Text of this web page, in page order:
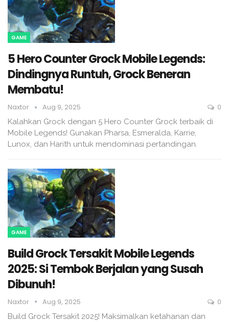
GAME
5 Hero Counter Grock Mobile Legends:
Dindingnya Runtuh, Grock Beneran
Membatu!
Naxtor Aug 9, 2025 0
Kalahkan Grock dengan 5 Hero Counter Grock terbaik di
Mobile Legends! Gunakan Pharsa, Esmeralda, Karrie,
Lunox, dan Harith untuk mendominasi pertandingan.
GAME
Build Grock Tersakit Mobile Legends
2025: Si Tembok Berjalan yang Susah
Dibunuh!
Naxtor Aug 9, 2025 0
Build Grock Tersakit 2025! Maksimalkan ketahanan dan